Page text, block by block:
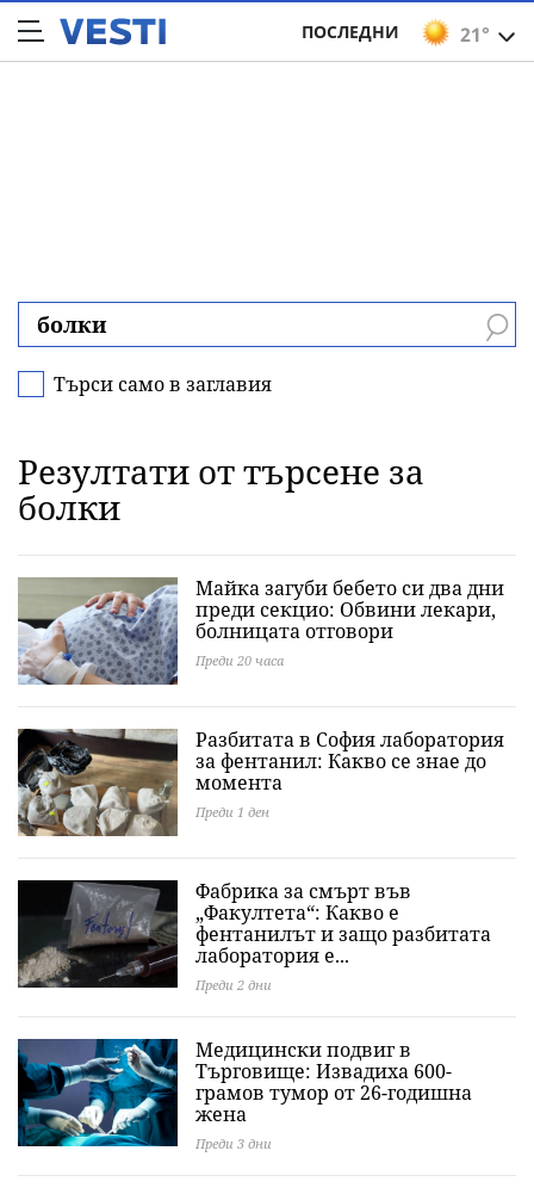
21°
ПОСЛЕДНИ
Търси само в заглавия
Резултати от търсене за
болки
Майка загуби бебето си два дни
преди секцио: Обвини лекари,
болницата отговори
Преди 20 часа
Разбитата в София лаборатория
за фентанил: Какво се знае до
момента
Преди 1 ден
Фабрика за смърт във
„Факултета“: Какво е
фентанилът и защо разбитата
лаборатория е...
Преди 2 дни
Медицински подвиг в
Търговище: Извадиха 600-
грамов тумор от 26-годишна
жена
Преди 3 дни